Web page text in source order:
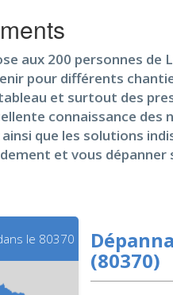
aux 200 personnes de
pour différents
et surtout des
connaissance
que les solutions
et vous
le 80370
(80370)